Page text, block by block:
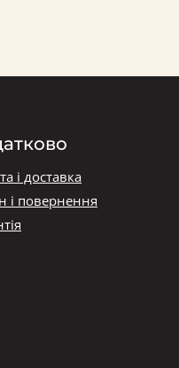
і доставка
і повернення